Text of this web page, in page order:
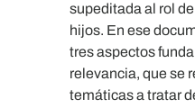
supeditada al rol
hijos. En ese
tres aspectos
relevancia, que se
temáticas a tratar